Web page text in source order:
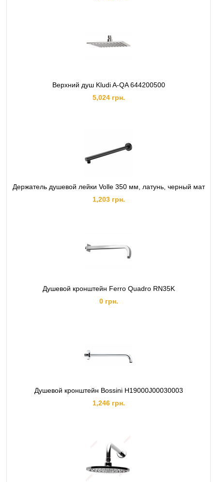
Верхний душ Kludi A-QA 644200500
5,024 грн.
Держатель душевой лейки Volle 350 мм, латунь, черный мат
1,203 грн.
Душевой кронштейн Ferro Quadro RN35K
0 грн.
Душевой кронштейн Bossini H19000J00030003
1,246 грн.